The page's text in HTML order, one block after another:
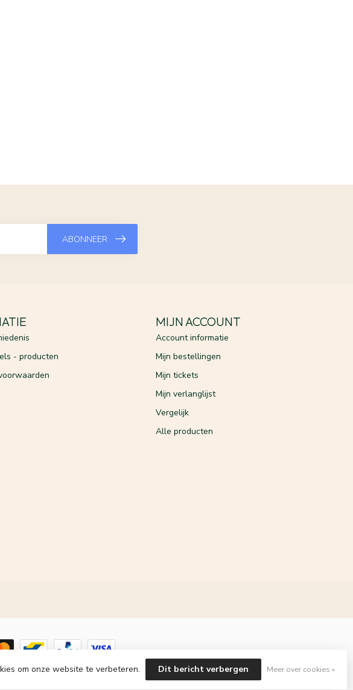
ABONNEER
- producten
MIJN ACCOUNT
Account informatie
Mijn bestellingen
Mijn tickets
Mijn verlanglijst
Vergelijk
Alle producten
designbyDyvelopment
om onze website te verbeteren. Dit bericht verbergen Meer over cookies »